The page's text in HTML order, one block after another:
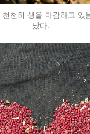
천히 생을 마감하고 있
났다.